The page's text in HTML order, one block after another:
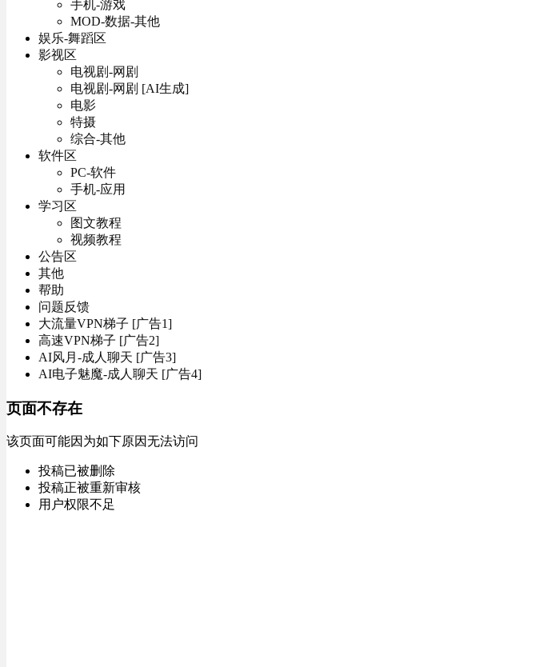
手机-游戏
MOD-数据-其他
娱乐-舞蹈区
影视区
电视剧-网剧
电视剧-网剧 [AI生成]
电影
特摄
综合-其他
软件区
PC-软件
手机-应用
学习区
图文教程
视频教程
公告区
其他
帮助
问题反馈
大流量VPN梯子 [广告1]
高速VPN梯子 [广告2]
AI风月-成人聊天 [广告3]
AI电子魅魔-成人聊天 [广告4]
页面不存在
该页面可能因为如下原因无法访问
投稿已被删除
投稿正被重新审核
用户权限不足